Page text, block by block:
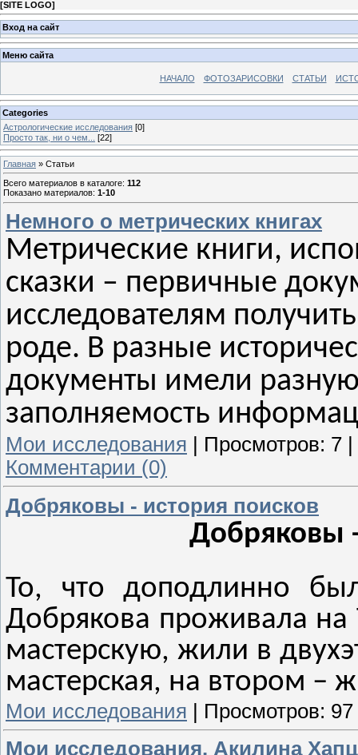
[SITE LOGO]
Вход на сайт
Меню сайта
НАЧАЛО ФОТОЗАРИСОВКИ СТАТЬИ
Categories
Астрологические исследования [0]
Просто так, ни о чем...
[22]
Главная » Статьи
Всего материалов в каталоге: 112
Показано материалов: 1-10
Немного о метрических книгах
Метрические книги,
сказки – первичные
исследователям
роде. В разные
документы имели разную
заполняемость
Мои исследования Просмотров: 7
Комментарии (0)
Добряковы - история поисков
Добряковы
То, что доподлинно
Добрякова проживала на
мастерскую, жили в
мастерская, на втором –
Мои исследования | Просмотров: 97
Мои исследования. Акилина